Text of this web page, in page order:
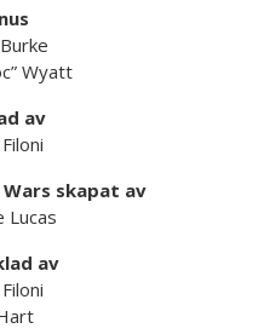
Wyatt
av
skapat av
Lucas
av